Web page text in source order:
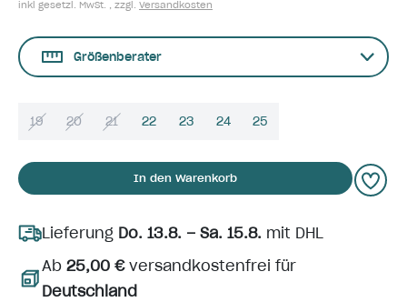
inkl gesetzl. MwSt. , zzgl. Versandkosten
Größenberater
19 20 21 22 23 24 25
In den Warenkorb
Lieferung Do. 13.8. – Sa. 15.8. mit DHL
Ab 25,00 €versandkostenfrei für
Deutschland